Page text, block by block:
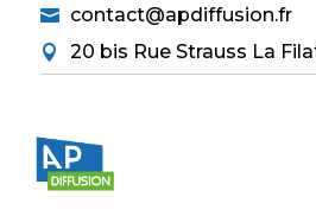
 contact@apdiffusion.fr
 20 bis Rue Strauss La